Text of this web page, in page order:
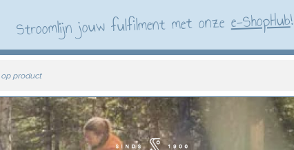
Stroomlijn jouw fulfilment met onzee-ShopHub!
op product